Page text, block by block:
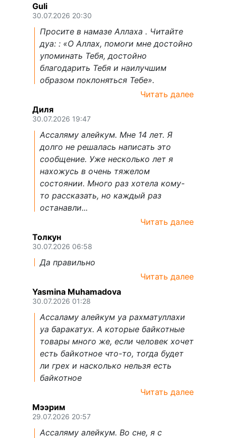
Guli
30.07.2026 20:30
Просите в намазе Аллаха . Читайте
дуа: : «О Аллах, помоги мне достойно
упоминать Тебя, достойно
благодарить Тебя и наилучшим
образом поклоняться Тебе».
Читать далее
Диля
30.07.2026 19:47
Ассаляму алейкум. Мне 14 лет. Я
долго не решалась написать это
сообщение. Уже несколько лет я
нахожусь в очень тяжелом
состоянии. Много раз хотела кому-
то рассказать, но каждый раз
останавли...
Читать далее
Толкун
30.07.2026 06:58
Да правильно
Читать далее
Yasmina Muhamadova
30.07.2026 01:28
Ассаламу алейкум уа рахматуллахи
уа баракатух. А которые байкотные
товары много же, если человек хочет
есть байкотное что-то, тогда будет
ли грех и насколько нельзя есть
байкотное
Читать далее
Мээрим
29.07.2026 20:57
Ассаляму алейкум. Во сне, я с